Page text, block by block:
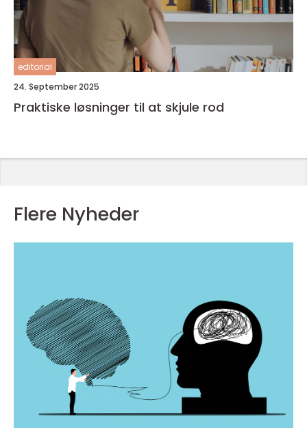
editorial
24. September 2025
Praktiske løsninger til at skjule rod
Flere Nyheder